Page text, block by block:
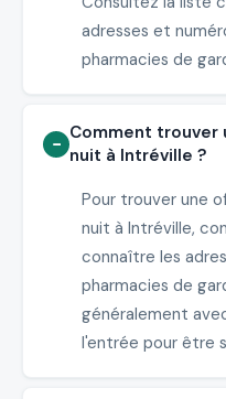
adresses et
pharmacies de
Comment trouver
nuit à Intréville ?
Pour trouver une
nuit à Intréville,
connaître les
pharmacies de
généralement
l'entrée pour être